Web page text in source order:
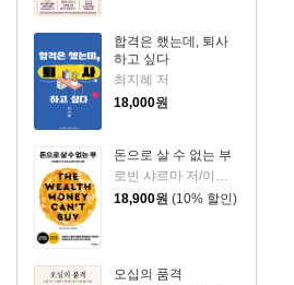
합격은 했는데, 퇴사
하고 싶다
최지혜 저
18,000원
돈으로 살 수 없는 부
18,900원 (10% 할인)
오십의 품격